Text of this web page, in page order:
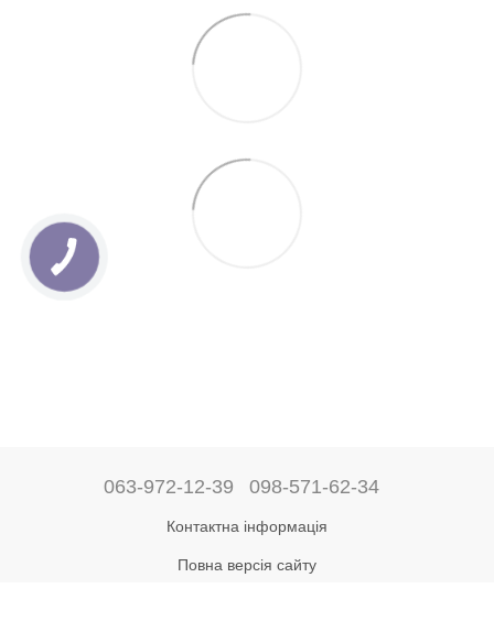
063-972-12-39 098-571-62-34
Контактна інформація
Повна версія сайту